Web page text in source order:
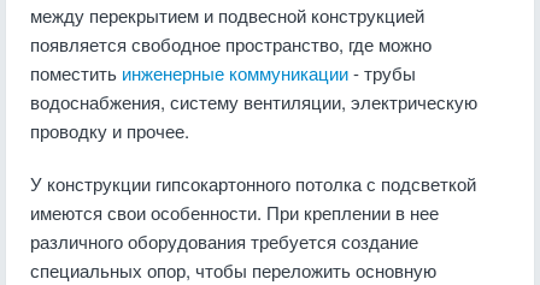
между перекрытием и подвесной конструкцией
появляется свободное пространство, где можно
поместить инженерные коммуникации- трубы
водоснабжения, систему вентиляции, электрическую
проводку и прочее.
У конструкции гипсокартонного потолка с подсветкой
имеются свои особенности. При креплении в нее
различного оборудования требуется создание
специальных опор, чтобы переложить основную